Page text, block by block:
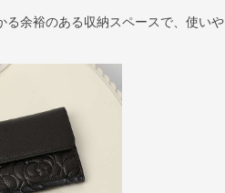
る余裕のある収納スペースで、使いや